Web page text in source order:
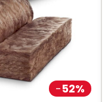
52%